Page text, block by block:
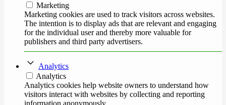
Marketing
Marketing cookies are used to track visitors across websites.
The intention is to display ads that are relevant and engaging
for the individual user and thereby more valuable for
publishers and third party advertisers.
Analytics
Analytics
Analytics cookies help website owners to understand how
visitors interact with websites by collecting and reporting
information anonymously.